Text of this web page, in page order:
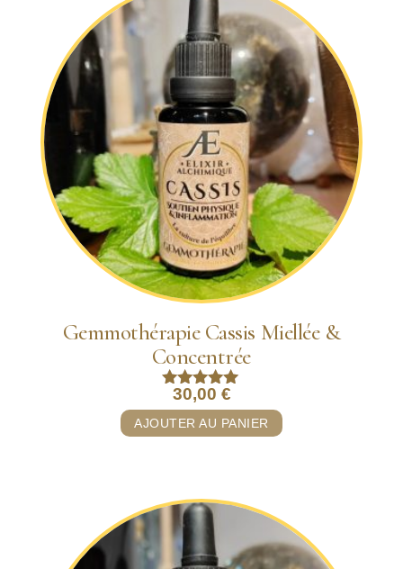
Gemmothérapie Cassis Miellée &
Concentrée
Note
5.00
sur 5
30,00 €
AJOUTER AU PANIER